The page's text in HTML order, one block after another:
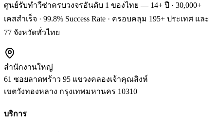
ศูนย์รับทำวีซ่าครบวงจรอันดับ 1 ของไทย — 14+ ปี · 30,000+
เคสสำเร็จ · 99.8% Success Rate · ครอบคลุม 195+ ประเทศ และ
77 จังหวัดทั่วไทย
สำนักงานใหญ่
61 ซอยลาดพร้าว 95 แขวงคลองเจ้าคุณสิงห์
เขตวังทองหลาง กรุงเทพมหานคร 10310
บริการ